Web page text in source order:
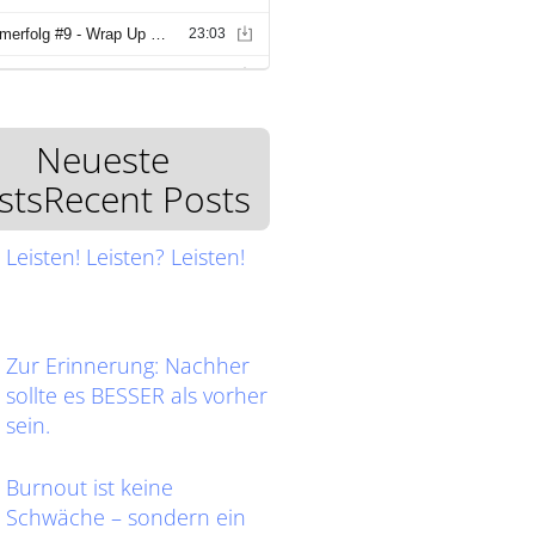
Neueste
Posts
Leisten! Leisten? Leisten!
Zur Erinnerung: Nachher
sollte es BESSER als vorher
sein.
Burnout ist keine
Schwäche – sondern ein